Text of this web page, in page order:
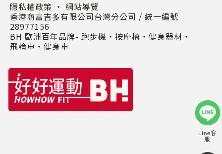
Line客
服
隱私權政策 ・ 網站導覽
香港商富吉多有限公司台灣分公司 / 統一編號
28977156
BH 歐洲百年品牌- 跑步機‧按摩椅‧健身器材‧
飛輪車‧健身車